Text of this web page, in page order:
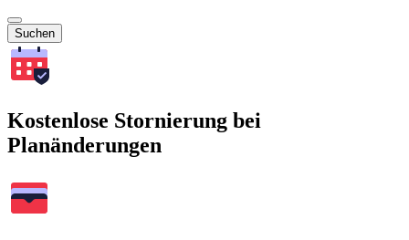
Suchen
Kostenlose Stornierung bei
Planänderungen